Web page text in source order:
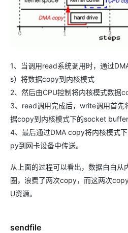
1、当调用read系统调用时，通过
s）将数据copy到内核模式
2、然后由CPU控制将内核模式数据
3、read调用完成后，write调用首
据copy到内核模式下的socket
4、最后通过DMA copy将内核模式
py到网卡设备中传送。
从上面的过程可以看出，数据白白从
圈，浪费了两次copy，而这两次
U资源。
sendfile